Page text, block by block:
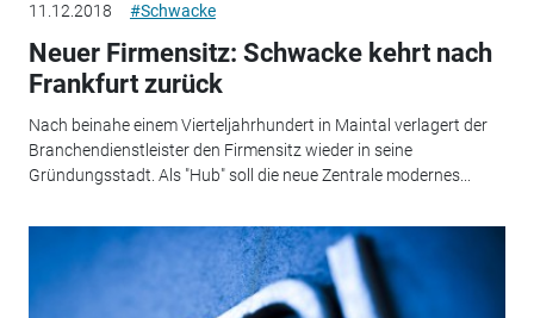
11.12.2018 #Schwacke
Neuer Firmensitz: Schwacke kehrt nach
Frankfurt zurück
Nach beinahe einem Vierteljahrhundert in Maintal verlagert der
Branchendienstleister den Firmensitz wieder in seine
Gründungsstadt. Als "Hub" soll die neue Zentrale modernes...